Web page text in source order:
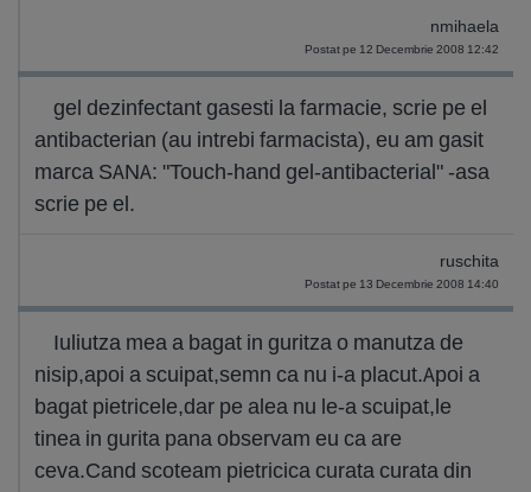
nmihaela
Postat pe 12 Decembrie 2008 12:42
gel dezinfectant gasesti la farmacie, scrie pe el
antibacterian (au intrebi farmacista), eu am gasit
marca SANA: "Touch-hand gel-antibacterial" -asa
scrie pe el.
ruschita
Postat pe 13 Decembrie 2008 14:40
Iuliutza mea a bagat in guritza o manutza de
nisip,apoi a scuipat,semn ca nu i-a placut.Apoi a
bagat pietricele,dar pe alea nu le-a scuipat,le
tinea in gurita pana observam eu ca are
ceva.Cand scoteam pietricica curata curata din